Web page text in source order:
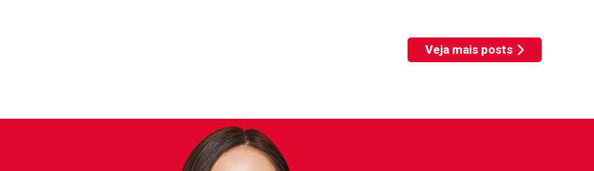
Veja mais posts